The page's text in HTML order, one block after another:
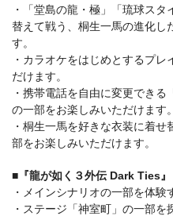
・「堂島の龍・極」「琉球ス
替えて戦う、桐生一馬の進化し
す。
・カラオケをはじめとするプ
だけます。
・携帯電話を自由に変更できる
の一部をお楽しみいただけます。
・桐生一馬を好きな衣装に着
部をお楽しみいただけます。
■『龍が如く３外伝 Dark Ties』
・メインシナリオの一部を体験
・ステージ「神室町」の一部を